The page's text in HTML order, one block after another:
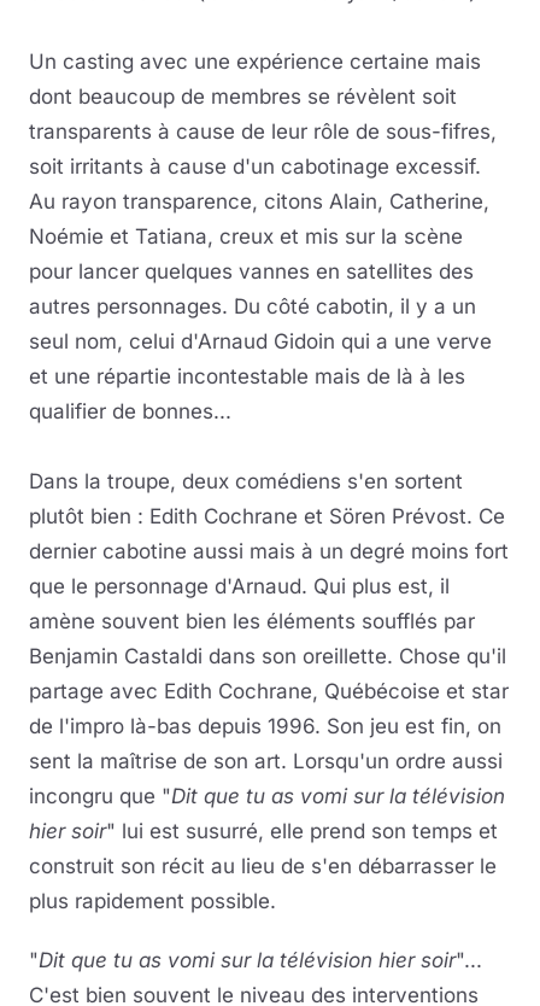
Un casting avec une expérience certaine mais
dont beaucoup de membres se révèlent soit
transparents à cause de leur rôle de sous-fifres,
soit irritants à cause d'un cabotinage excessif.
Au rayon transparence, citons Alain, Catherine,
Noémie et Tatiana, creux et mis sur la scène
pour lancer quelques vannes en satellites des
autres personnages. Du côté cabotin, il y a un
seul nom, celui d'Arnaud Gidoin qui a une verve
et une répartie incontestable mais de là à les
qualifier de bonnes...
Dans la troupe, deux comédiens s'en sortent
plutôt bien : Edith Cochrane et Sören Prévost. Ce
dernier cabotine aussi mais à un degré moins fort
que le personnage d'Arnaud. Qui plus est, il
amène souvent bien les éléments soufflés par
Benjamin Castaldi dans son oreillette. Chose qu'il
partage avec Edith Cochrane, Québécoise et star
de l'impro là-bas depuis 1996. Son jeu est fin, on
sent la maîtrise de son art. Lorsqu'un ordre aussi
incongru que "Dit que tu as vomi sur la télévision
hier soir" lui est susurré, elle prend son temps et
construit son récit au lieu de s'en débarrasser le
plus rapidement possible.
"Dit que tu as vomi sur la télévision hier soir"...
C'est bien souvent le niveau des interventions